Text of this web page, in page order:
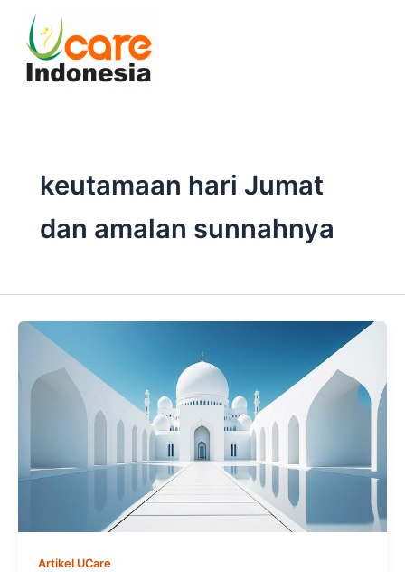
content
keutamaan hari Jumat
dan amalan sunnahnya
Artikel UCare